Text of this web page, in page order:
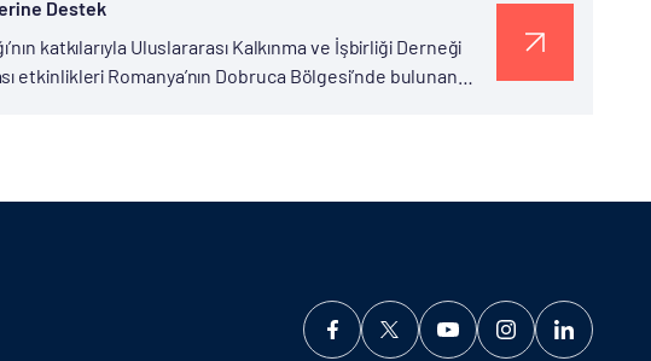
Destek
katkılarıyla Uluslararası Kalkınma ve İşbirliği Derneği
etkinlikleri Romanya’nın Dobruca Bölgesi’nde bulunan